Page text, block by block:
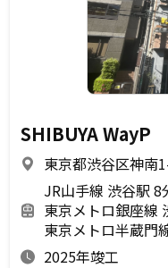
SHIBUYA WayP
東京都渋谷区神南
JR山手線 渋谷駅 8
東京メトロ銀座線
東京メトロ半蔵門
2025年竣工